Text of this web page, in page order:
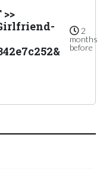
2
months
before